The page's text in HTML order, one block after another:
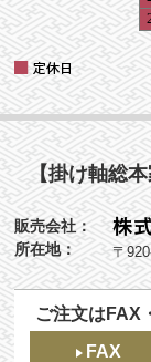
【掛け軸総
販売会社：
所在地：
〒
ご注文はFAX
FAX